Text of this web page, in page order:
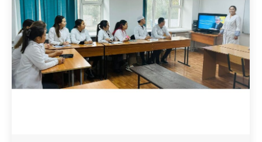
мероприятия – сформировать четкое
понимание концепции «Единого здоровья»
у студентов и выпускников медицинских…